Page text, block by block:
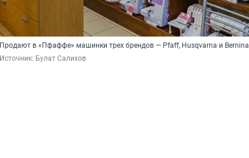
Продают в «Пфаффе» машинки трех брендов — Pfaff, Husqvarna и Bernina
Источник: Булат Салихов